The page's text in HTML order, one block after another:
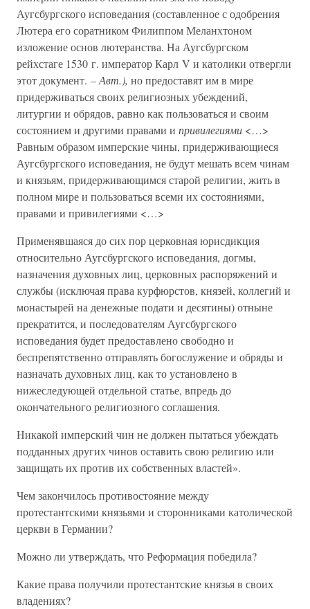
Аугсбургского исповедания (составленное с одобрения
Лютера его соратником Филиппом Меланхтоном
изложение основ лютеранства. На Аугсбургском
рейхстаге 1530 г. император Карл V и католики отвергли
этот документ. –Авт.), но предоставят им в мире
придерживаться своих религиозных убеждений,
литургии и обрядов, равно как пользоваться и своим
состоянием и другими правами и привилегиями <…>
Равным образом имперские чины, придерживающиеся
Аугсбургского исповедания, не будут мешать всем чинам
и князьям, придерживающимся старой религии, жить в
полном мире и пользоваться всеми их состояниями,
правами и привилегиями <…>
Применявшаяся до сих пор церковная юрисдикция
относительно Аугсбургского исповедания, догмы,
назначения духовных лиц, церковных распоряжений и
службы (исключая права курфюрстов, князей, коллегий и
монастырей на денежные подати и десятины) отныне
прекратится, и последователям Аугсбургского
исповедания будет предоставлено свободно и
беспрепятственно отправлять богослужение и обряды и
назначать духовных лиц, как то установлено в
нижеследующей отдельной статье, впредь до
окончательного религиозного соглашения.
Никакой имперский чин не должен пытаться убеждать
подданных других чинов оставить свою религию или
защищать их против их собственных властей».
Чем закончилось противостояние между
протестантскими князьями и сторонниками католической
церкви в Германии?
Можно ли утверждать, что Реформация победила?
Какие права получили протестантские князья в своих
владениях?